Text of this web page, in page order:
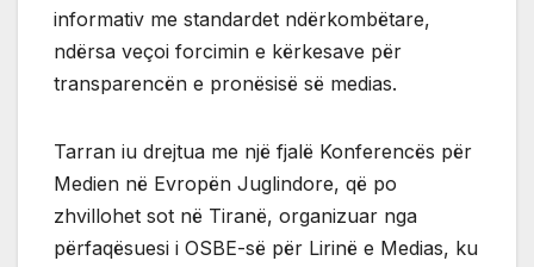
informativ me standardet ndërkombëtare,
ndërsa veçoi forcimin e kërkesave për
transparencën e pronësisë së medias.
Tarran iu drejtua me një fjalë Konferencës për
Medien në Evropën Juglindore, që po
zhvillohet sot në Tiranë, organizuar nga
përfaqësuesi i OSBE-së për Lirinë e Medias, ku